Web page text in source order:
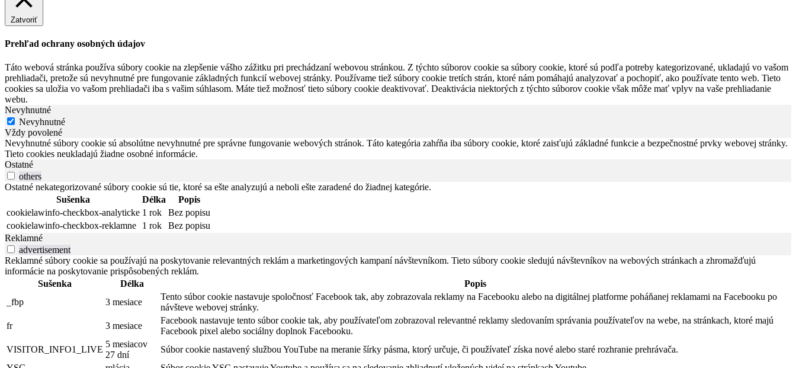
Zatvoriť
Prehľad ochrany osobných údajov
Táto webová stránka používa súbory cookie na zlepšenie vášho zážitku pri prechádzaní webovou stránkou. Z týchto súborov cookie sa súbory cookie, ktoré sú podľa potreby kategorizované, ukladajú vo vašom
prehliadači, pretože sú nevyhnutné pre fungovanie základných funkcií webovej stránky. Používame tiež súbory cookie tretích strán, ktoré nám pomáhajú analyzovať a pochopiť, ako používate tento web. Tieto
cookies sa uložia vo vašom prehliadači iba s vašim súhlasom. Máte tiež možnosť tieto súbory cookie deaktivovať. Deaktivácia niektorých z týchto súborov cookie však môže mať vplyv na vaše prehliadanie
webu.
Nevyhnutné
Nevyhnutné
Vždy povolené
Nevyhnutné súbory cookie sú absolútne nevyhnutné pre správne fungovanie webových stránok. Táto kategória zahŕňa iba súbory cookie, ktoré zaisťujú základné funkcie a bezpečnostné prvky webovej stránky.
Tieto cookies neukladajú žiadne osobné informácie.
Ostatné
others
Ostatné nekategorizované súbory cookie sú tie, ktoré sa ešte analyzujú a neboli ešte zaradené do žiadnej kategórie.
Sušenka
Délka
Popis
cookielawinfo-checkbox-analyticke 1 rok
Bez popisu
cookielawinfo-checkbox-reklamne
1 rok
Bez popisu
Reklamné
advertisement
Reklamné súbory cookie sa používajú na poskytovanie relevantných reklám a marketingových kampaní návštevníkom. Tieto súbory cookie sledujú návštevníkov na webových stránkach a zhromažďujú
informácie na poskytovanie prispôsobených reklám.
Sušenka
Délka
Popis
_fbp
3 mesiace
Tento súbor cookie nastavuje spoločnosť Facebook tak, aby zobrazovala reklamy na Facebooku alebo na digitálnej platforme poháňanej reklamami na Facebooku po
návšteve webovej stránky.
fr
3 mesiace
Facebook nastavuje tento súbor cookie tak, aby používateľom zobrazoval relevantné reklamy sledovaním správania používateľov na webe, na stránkach, ktoré majú
Facebook pixel alebo sociálny doplnok Facebooku.
VISITOR_INFO1_LIVE
5 mesiacov
27 dní
Súbor cookie nastavený službou YouTube na meranie šírky pásma, ktorý určuje, či používateľ získa nové alebo staré rozhranie prehrávača.